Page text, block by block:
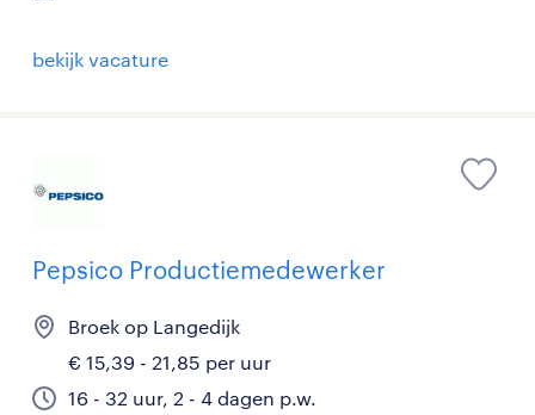
bekijk vacature
Pepsico Productiemedewerker
Broek op Langedijk
€ 15,39 - 21,85 per uur
16 - 32 uur, 2 - 4 dagen p.w.